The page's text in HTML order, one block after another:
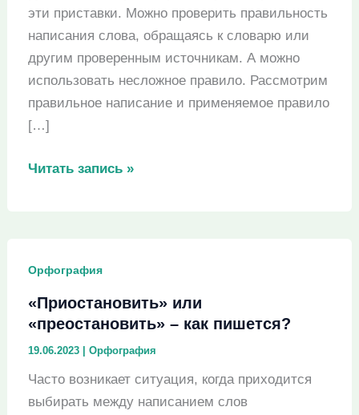
эти приставки. Можно проверить правильность
написания слова, обращаясь к словарю или
другим проверенным источникам. А можно
использовать несложное правило. Рассмотрим
правильное написание и применяемое правило
[…]
“Разыскивать”
пишется?
Читать запись »
Орфография
«Приостановить» или
«преостановить» – как пишется?
19.06.2023 Орфография
Часто возникает ситуация, когда приходится
выбирать между написанием слов